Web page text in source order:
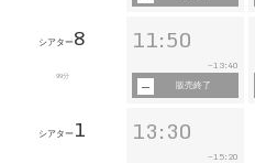
シアター8
99分
11:50
~13:40
販売終了
シアター 1 13:30
~15:20